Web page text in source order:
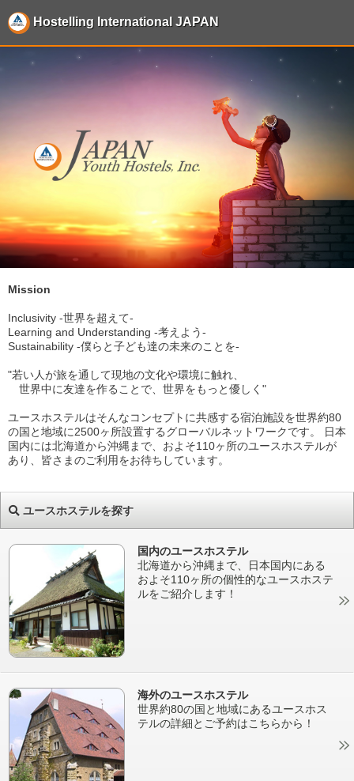
Hostelling International JAPAN
Mission
Inclusivity -世界を超えて-
Learning and Understanding -考えよう-
Sustainability -僕らと子ども達の未来のことを-
"若い人が旅を通して現地の文化や環境に触れ、
世界中に友達を作ることで、世界をもっと優しく"
ユースホステルはそんなコンセプトに共感する宿泊施設を世界約80
の国と地域に2500ヶ所設置するグローバルネットワークです。 日本
国内には北海道から沖縄まで、およそ110ヶ所のユースホステルが
あり、皆さまのご利用をお待ちしています。
ユースホステルを探す
国内のユースホステル
北海道から沖縄まで、日本国内にある
およそ110ヶ所の個性的なユースホステ
ルをご紹介します！
海外のユースホステル
世界約80の国と地域にあるユースホス
テルの詳細とご予約はこちらから！